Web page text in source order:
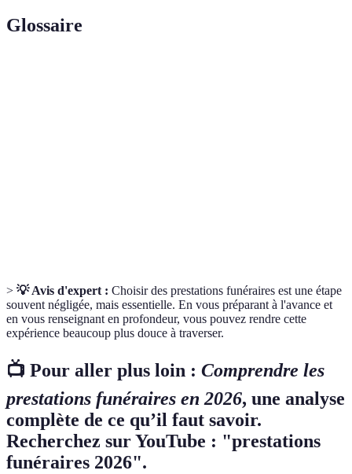
Glossaire
> 💡 Avis d'expert : Choisir des prestations funéraires est une étape
souvent négligée, mais essentielle. En vous préparant à l'avance et
en vous renseignant en profondeur, vous pouvez rendre cette
expérience beaucoup plus douce à traverser.
📺 Pour aller plus loin : Comprendre les
prestations funéraires en 2026, une analyse
complète de ce qu’il faut savoir.
Recherchez sur YouTube : "prestations
funéraires 2026".